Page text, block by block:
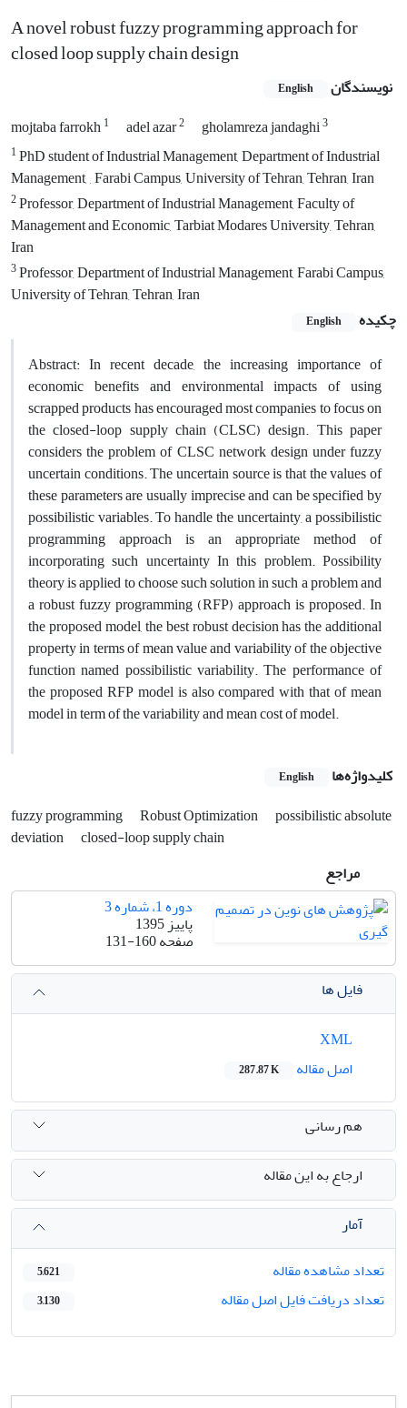
A novel robust fuzzy programming approach for
closed loop supply chain design
نویسندگان English
mojtaba farrokh1 adel azar2 gholamreza jandaghi3
1PhD student of Industrial Management, Department of Industrial
Management, , Farabi Campus, University of Tehran, Tehran, Iran
2Professor, Department of Industrial Management, Faculty of
Management and Economic, Tarbiat Modares University, Tehran,
Iran
3Professor, Department of Industrial Management, Farabi Campus,
University of Tehran, Tehran, Iran
چکیده
English
Abstract: In recent decade, the increasing importance of
economic benefits and environmental impacts of using
scrapped products has encouraged most companies to focus on
the closed-loop supply chain (CLSC) design. This paper
considers the problem of CLSC network design under fuzzy
uncertain conditions. The uncertain source is that the values of
these parameters are usually imprecise and can be specified by
possibilistic variables. To handle the uncertainty, a possibilistic
programming approach is an appropriate method of
incorporating such uncertainty In this problem. Possibility
theory is applied to choose such solution in such a problem and
a robust fuzzy programming (RFP) approach is proposed. In
the proposed model, the best robust decision has the additional
property in terms of mean value and variability of the objective
function named possibilistic variability. The performance of
the proposed RFP model is also compared with that of mean
model in term of the variability and mean cost of model.
کلیدواژه‌ها English
fuzzy programming Robust Optimization
possibilistic absolute
deviation
closed-loop supply chain
مراجع
دوره 1، شماره 3
پاییز 1395
صفحه131-160
فایل ها
اصل مقاله
287.87 K
هم رسانی
ارجاع به این مقاله
آمار
تعداد مشاهده مقاله
5,621
تعداد دریافت فایل اصل مقاله 3,130